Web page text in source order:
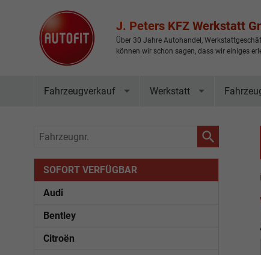
J. Peters KFZ Werkstatt
Über 30 Jahre Autohandel,
können wir schon sagen, dass wir einiges
Fahrzeugverkauf Werkstatt
Fahrzeugnr.
SOFORT VERFÜGBAR
Audi
Bentley
Citroën